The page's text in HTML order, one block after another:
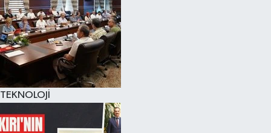
TEKNOLOJİ